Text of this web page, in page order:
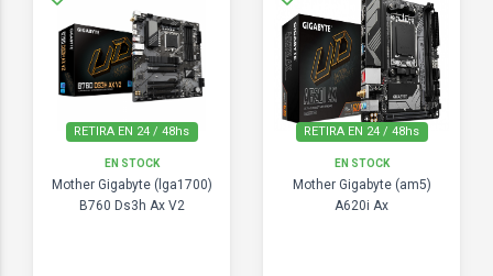
RETIRA EN 24 / 48hs
EN STOCK
Mother Gigabyte (lga1700)
B760 Ds3h Ax V2
RETIRA EN 24 / 48hs
EN STOCK
Mother Gigabyte (am5)
A620i Ax